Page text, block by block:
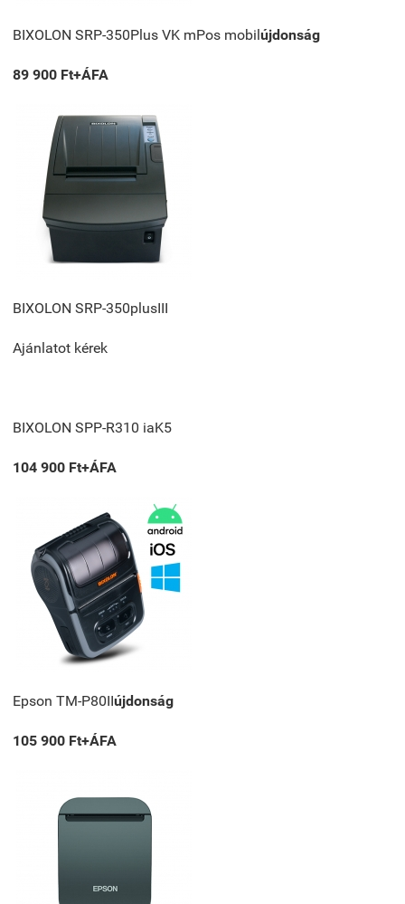
BIXOLON SRP-350Plus VK mPos mobilújdonság
89 900 Ft+ÁFA
BIXOLON SRP-350plusIII
Ajánlatot kérek
BIXOLON SPP-R310 iaK5
104 900 Ft+ÁFA
Epson TM-P80IIújdonság
105 900 Ft+ÁFA